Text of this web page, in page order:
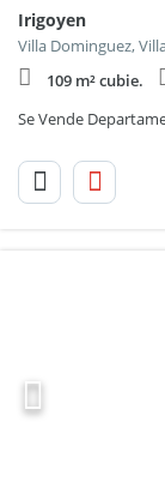
Irigoyen
Villa Dominguez,
109 m² cubie.
Se Vende